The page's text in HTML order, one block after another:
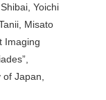
Yoichi
Misato
Imaging
Japan,